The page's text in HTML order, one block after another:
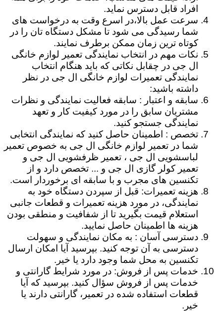
افراد قابل دسترس نماید.
سرعت عمل بالا،در اسرع وقت به درخواست های
شما رسیدگی می شود تا مشکل دستگاه تان را در
کوتاه ترین زمان ممکن برطرف نمایند.
نکات مهم در انتخاب نمایندگی تعمیر لوازم خانگی
ال جی در چقابل نکاتی که باید هنگام انتخاب
نمایندگی تعمیرات لوازم خانگی ال جی در نظر
داشته باشید:
سابقه و اعتبار : سابقه فعالیت نمایندگی و نظرات
مشتریان سابق را در مورد کیفیت کار و تعهد
نمایندگی جستجو کنید.
تخصص : اطمینان حاصل کنید که نمایندگی انتخابی
شما در تعمیر لوازم خانگی ال جی به خصوص تعمیر
لباسشویی ال جی ، تعمیر ظرفشویی ال جی و
تعمیر کولر گازی ال جی و ... تخصص دارد و از
تکنسین های مجرب و با سابقه ای برخوردار است.
هزینه تعمیرات: قبل از سپردن دستگاه خود به
نمایندگی، در مورد هزینه تعمیرات و قطعات جانبی
استعلام قیمت بگیرید تا از شفافیت و منطقی بودن
هزینه ها اطمینان حاصل نمایید.
دسترسی آسان : به مکان نمایندگی و سهولت
دسترسی به آن توجه کنید. بپرسید آیا امکان ارسال
تکنسین به محل شما وجود دارد یا خیر.
خدمات پس از فروش: در مورد شرایط گارانتی و
خدمات پس از فروش سؤال کنید. بپرسید که آیا
قطعات استفاده شده در تعمیر، گارانتی دارند یا
خیر.